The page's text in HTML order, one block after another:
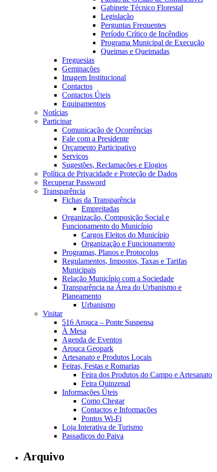
Gabinete Técnico Florestal
Legislação
Perguntas Frequentes
Período Crítico de Incêndios
Programa Municipal de Execução
Queimas e Queimadas
Freguesias
Geminações
Imagem Institucional
Contactos
Contactos Úteis
Equipamentos
Notícias
Participar
Comunicação de Ocorrências
Fale com a Presidente
Orçamento Participativo
Serviços
Sugestões, Reclamações e Elogios
Política de Privacidade e Proteção de Dados
Recuperar Password
Transparência
Fichas da Transparência
Empreitadas
Organização, Composição Social e
Funcionamento do Município
Cargos Eleitos do Município
Organização e Funcionamento
Programas, Planos e Protocolos
Regulamentos, Impostos, Taxas e Tarifas
Municipais
Relação Município com a Sociedade
Transparência na Área do Urbanismo e
Planeamento
Urbanismo
Visitar
516 Arouca – Ponte Suspensa
À Mesa
Agenda de Eventos
Arouca Geopark
Artesanato e Produtos Locais
Feiras, Festas e Romarias
Feira dos Produtos do Campo e Artesanato
Feira Quinzenal
Informações Úteis
Como Chegar
Contactos e Informações
Pontos Wi-Fi
Loja Interativa de Turismo
Passadiços do Paiva
Arquivo